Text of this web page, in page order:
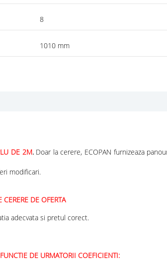
8
1010 mm
DE 2M. Doar la cerere, ECOPAN furnizeaza
modificari.
DE OFERTA
adecvata si pretul corect.
DE URMATORII COEFICIENTI: